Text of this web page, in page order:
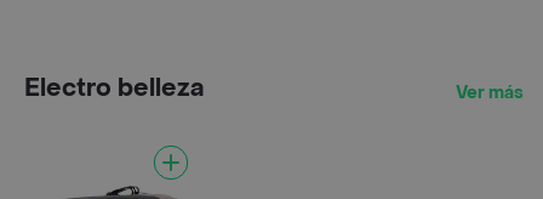
Electro belleza Ver más